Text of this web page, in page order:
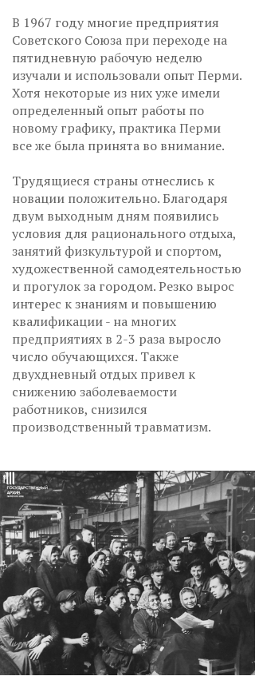
В 1967 году многие предприятия
Советского Союза при переходе на
пятидневную рабочую неделю
изучали и использовали опыт Перми.
Хотя некоторые из них уже имели
определенный опыт работы по
новому графику, практика Перми
все же была принята во внимание.
Трудящиеся страны отнеслись к
новации положительно. Благодаря
двум выходным дням появились
условия для рационального отдыха,
занятий физкультурой и спортом,
художественной самодеятельностью
и прогулок за городом. Резко вырос
интерес к знаниям и повышению
квалификации - на многих
предприятиях в 2-3 раза выросло
число обучающихся. Также
двухдневный отдых привел к
снижению заболеваемости
работников, снизился
производственный травматизм.